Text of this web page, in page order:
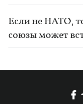
Если не НАТО,
союзы может